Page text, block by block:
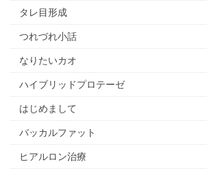
タレ目形成
つれづれ小話
なりたいカオ
ハイブリッドプロテーゼ
はじめまして
バッカルファット
ヒアルロン治療